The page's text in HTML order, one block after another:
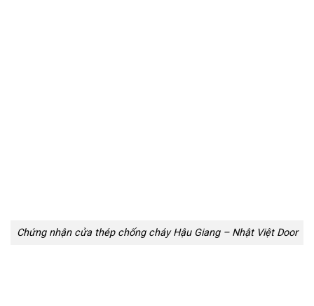
Chứng nhận cửa thép chống cháy Hậu Giang – Nhật Việt Door